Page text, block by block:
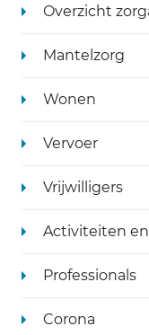
Overzicht
Mantelzorg
Wonen
Vervoer
Vrijwilligers
Activiteiten
Professionals
Corona